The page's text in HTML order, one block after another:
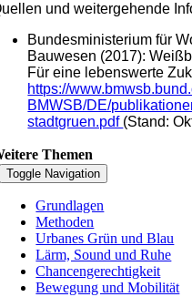
und weitergehende
Bundesministerium für
Bauwesen (2017):
Für eine lebenswerte
https://
BMWSB/DE/
stadtgruen.pdf (Stand:
Themen
Toggle Navigation
Grundlagen
Methoden
Urbanes Grün und Blau
Lärm, Sound und Ruhe
Chancengerechtigkeit
Bewegung und Mobilität